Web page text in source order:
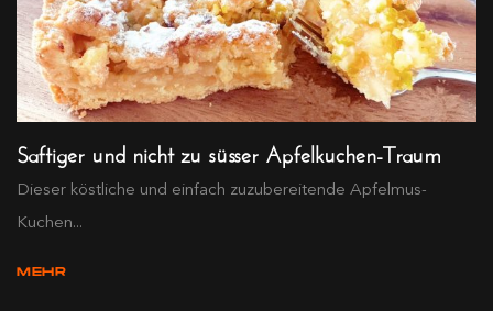
Saftiger und nicht zu süsser Apfelkuchen-Traum
Dieser köstliche und einfach zuzubereitende Apfelmus-
Kuchen...
MEHR